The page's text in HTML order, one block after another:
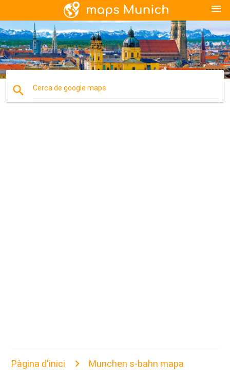
menu
search Cerca de google maps
Pàgina d'inici Munchen s-bahn mapa